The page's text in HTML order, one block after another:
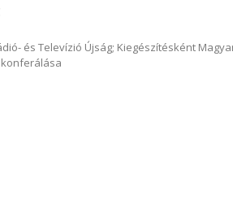
és Televízió Újság; Kiegészítésként